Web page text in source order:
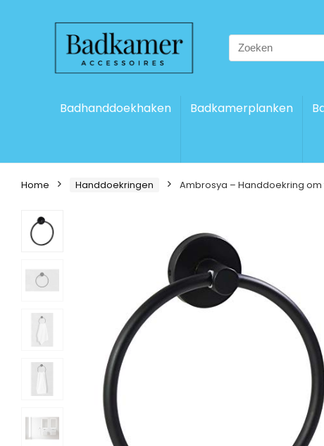
Search
for:
Badhanddoekhaken Badkamerplanken
Home Handdoekringen Ambrosya – Handdoekring